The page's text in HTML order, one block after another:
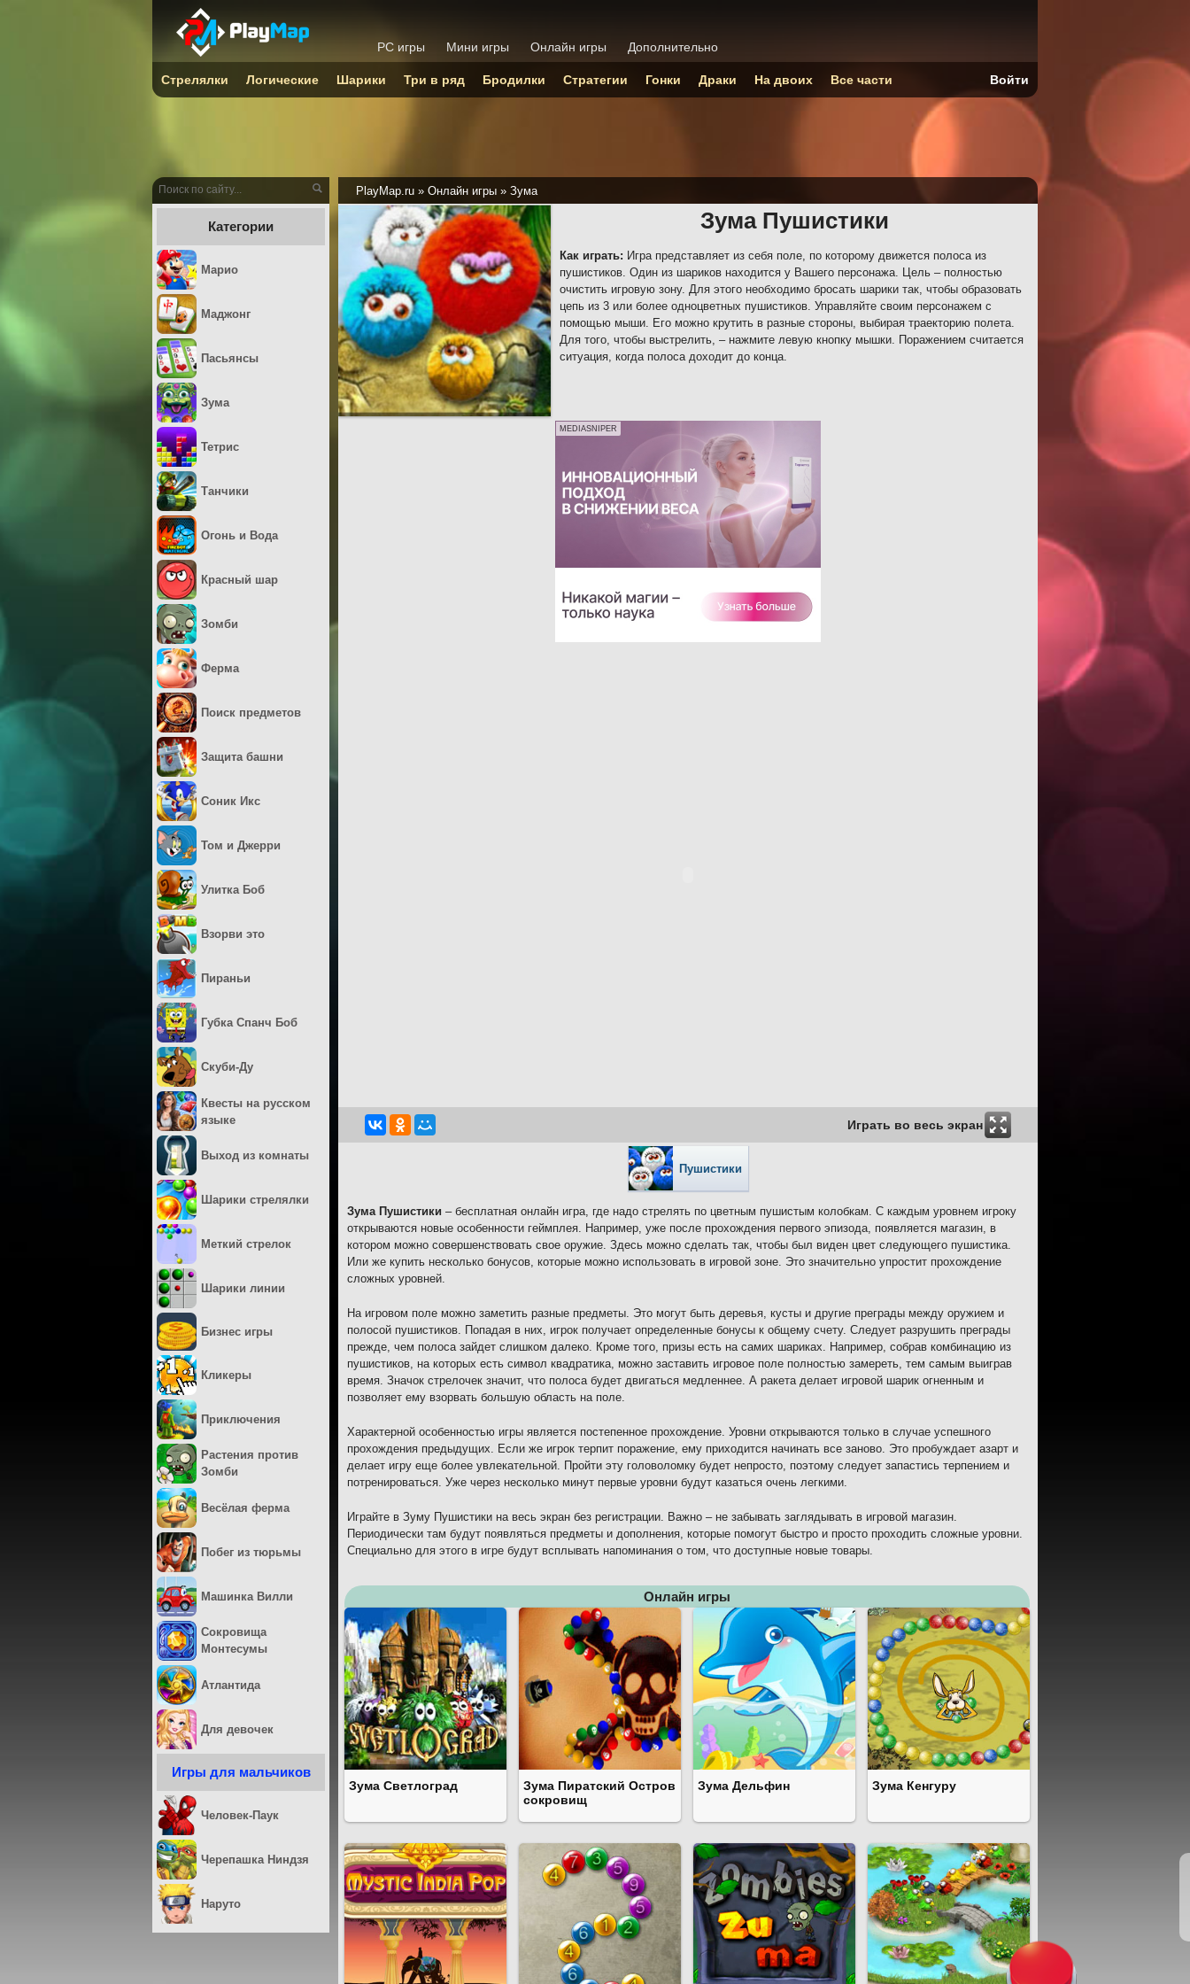
PlayMap.ru » Онлайн игры » Зума
Зума Пушистики
Как играть: Игра представляет из себя поле, по которому движется полоса из
пушистиков. Один из шариков находится у Вашего персонажа. Цель – полностью
очистить игровую зону. Для этого необходимо бросать шарики так, чтобы образовать
цепь из 3 или более одноцветных пушистиков. Управляйте своим персонажем с
помощью мыши. Его можно крутить в разные стороны, выбирая траекторию полета.
Для того, чтобы выстрелить, – нажмите левую кнопку мышки. Поражением считается
ситуация, когда полоса доходит до конца.
MEDIASNIPER
Играть во весь экран
Пушистики
Зума Пушистики – бесплатная онлайн игра, где надо стрелять по цветным пушистым колобкам. С каждым уровнем игроку
открываются новые особенности геймплея. Например, уже после прохождения первого эпизода, появляется магазин, в
котором можно совершенствовать свое оружие. Здесь можно сделать так, чтобы был виден цвет следующего пушистика.
Или же купить несколько бонусов, которые можно использовать в игровой зоне. Это значительно упростит прохождение
сложных уровней.
На игровом поле можно заметить разные предметы. Это могут быть деревья, кусты и другие преграды между оружием и
полосой пушистиков. Попадая в них, игрок получает определенные бонусы к общему счету. Следует разрушить преграды
прежде, чем полоса зайдет слишком далеко. Кроме того, призы есть на самих шариках. Например, собрав комбинацию из
пушистиков, на которых есть символ квадратика, можно заставить игровое поле полностью замереть, тем самым выиграв
время. Значок стрелочек значит, что полоса будет двигаться медленнее. А ракета делает игровой шарик огненным и
позволяет ему взорвать большую область на поле.
Характерной особенностью игры является постепенное прохождение. Уровни открываются только в случае успешного
прохождения предыдущих. Если же игрок терпит поражение, ему приходится начинать все заново. Это пробуждает азарт и
делает игру еще более увлекательной. Пройти эту головоломку будет непросто, поэтому следует запастись терпением и
потренироваться. Уже через несколько минут первые уровни будут казаться очень легкими.
Играйте в Зуму Пушистики на весь экран без регистрации. Важно – не забывать заглядывать в игровой магазин.
Периодически там будут появляться предметы и дополнения, которые помогут быстро и просто проходить сложные уровни.
Специально для этого в игре будут всплывать напоминания о том, что доступные новые товары.
Онлайн игры
Зума Светлоград
Зума Пиратский Остров
сокровищ
Зума Дельфин Зума Кенгуру
Категории
Марио
Маджонг
Пасьянсы
Зума
Тетрис
Танчики
Огонь и Вода
Красный шар
Зомби
Ферма
Поиск предметов
Защита башни
Соник Икс
Том и Джерри
Улитка Боб
Взорви это
Пираньи
Губка Спанч Боб
Скуби-Ду
Квесты на русском
языке
Выход из комнаты
Шарики стрелялки
Меткий стрелок
Шарики линии
Бизнес игры
Кликеры
Приключения
Растения против
Зомби
Весёлая ферма
Побег из тюрьмы
Машинка Вилли
Сокровища
Монтесумы
Атлантида
Для девочек
Игры для мальчиков
Человек-Паук
Черепашка Ниндзя
Наруто
PC игры Мини игры Онлайн игры Дополнительно
Стрелялки Логические Шарики Три в ряд Бродилки Стратегии Гонки Драки На двоих Все части Войти